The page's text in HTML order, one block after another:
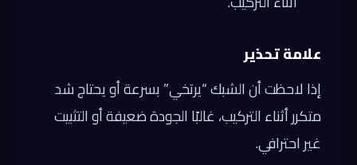
علامة تحذير
إذا لاحظت أن الشبك “يرتخي” بسرعة أو يحتاج شد
متكرر أثناء التركيب، غالبًا الجودة ضعيفة أو التثبيت
غير احترافي.